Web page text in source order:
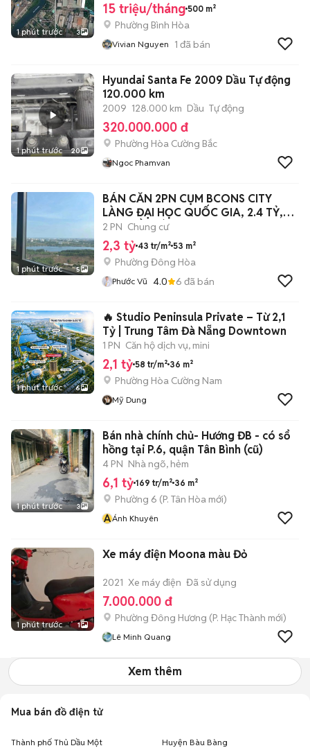
1 phút trước 3
15 triệu/tháng 500 m²
Phường Bình Hòa
Vivian Nguyen 1 đã bán
1 phút trước 20
Hyundai Santa Fe 2009 Dầu Tự động
120.000 km
2009 128.000 km Dầu Tự động
320.000.000 đ
Phường Hòa Cường Bắc
Ngoc Phamvan
1 phút trước 5
BÁN CĂN 2PN CỤM BCONS CITY
LÀNG ĐẠI HỌC QUỐC GIA, 2.4 TỶ,
VIEW HỒ ĐÁ
2 PN Chung cư
2,3 tỷ 43 tr/m² 53 m²
Phường Đông Hòa
Phước Vũ 4.0 6 đã bán
1 phút trước 6
🔥 Studio Peninsula Private – Từ 2,1
Tỷ | Trung Tâm Đà Nẵng Downtown
1 PN Căn hộ dịch vụ, mini
2,1 tỷ 58 tr/m² 36 m²
Phường Hòa Cường Nam
Mỹ Dung
1 phút trước 3
Bán nhà chính chủ- Hướng ĐB - có sổ
hồng tại P.6, quận Tân Bình (cũ)
4 PN Nhà ngõ, hẻm
6,1 tỷ 169 tr/m² 36 m²
Phường 6 (P. Tân Hòa mới)
ÁÁnh Khuyên
1 phút trước 1
Xe máy điện Moona màu Đỏ
2021 Xe máy điện Đã sử dụng
7.000.000 đ
Phường Đông Hương (P. Hạc Thành mới)
Lê Minh Quang
Xem thêm
Mua bán đồ điện tử
Thành phố Thủ Dầu Một Huyện Bàu Bàng